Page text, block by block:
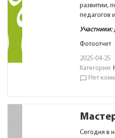
развитии,
педагогов
Участники:
Фотоотчет
2025-04-25
Категория:
chat_bubble_outline Нет
Сегодня в